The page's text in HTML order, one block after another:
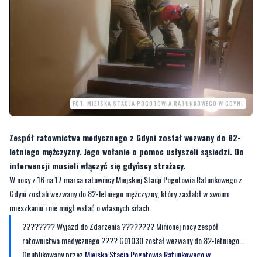
FOT. MIEJSKA STACJA POGOTOWIA RATUNKOWEGO W GDYNI
Zespół ratownictwa medycznego z Gdyni został wezwany do 82-
letniego mężczyzny. Jego wołanie o pomoc usłyszeli sąsiedzi. Do
interwencji musieli włączyć się gdyńscy strażacy.
W nocy z 16 na 17 marca ratownicy Miejskiej Stacji Pogotowia Ratunkowego z
Gdyni zostali wezwany do 82-letniego mężczyzny, który zasłabł w swoim
mieszkaniu i nie mógł wstać o własnych siłach.
???????? Wyjazd do Zdarzenia ???????? Minionej nocy zespół
ratownictwa medycznego ???? G01030 został wezwany do 82-letniego...
Opublikowany przez Miejska Stacja Pogotowia Ratunkowego w